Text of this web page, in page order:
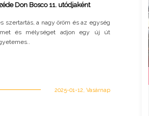
Don Bosco 11. utódjaként
szertartás, a nagy öröm és az egység
és mélységet adjon egy új út
2025-01-12, Vasárnap